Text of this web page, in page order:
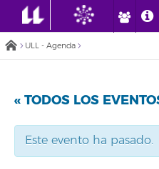
ULL - Agenda
« TODOS LOS
Este evento ha pasado.